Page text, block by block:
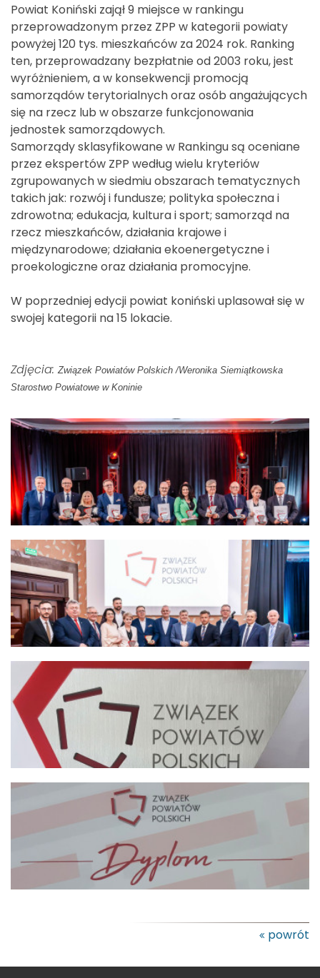
Powiat Koniński zajął 9 miejsce w rankingu
przeprowadzonym przez ZPP w kategorii powiaty
powyżej 120 tys. mieszkańców za 2024 rok. Ranking
ten, przeprowadzany bezpłatnie od 2003 roku, jest
wyróżnieniem, a w konsekwencji promocją
samorządów terytorialnych oraz osób angażujących
się na rzecz lub w obszarze funkcjonowania
jednostek samorządowych.
Samorządy sklasyfikowane w Rankingu są oceniane
przez ekspertów ZPP według wielu kryteriów
zgrupowanych w siedmiu obszarach tematycznych
takich jak: rozwój i fundusze; polityka społeczna i
zdrowotna; edukacja, kultura i sport; samorząd na
rzecz mieszkańców, działania krajowe i
międzynarodowe; działania ekoenergetyczne i
proekologiczne oraz działania promocyjne.
W poprzedniej edycji powiat koniński uplasował się w
swojej kategorii na 15 lokacie.
Zdjęcia:Związek Powiatów Polskich /Weronika Siemiątkowska
Starostwo Powiatowe w Koninie
powrót